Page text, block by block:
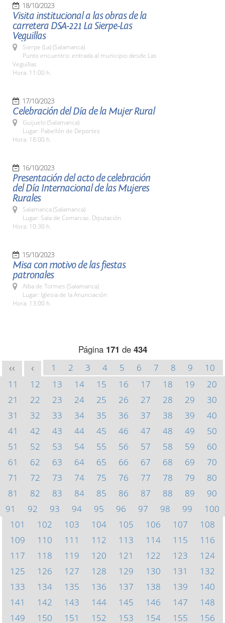
18/10/2023
Visita institucional a las obras de la
carretera DSA-221 La Sierpe-Las
Veguillas
Sierpe (La) (Salamanca)
Punto encuentro: entrada al municipio desde Las
Veguillas
Hora: 11:00 h.
17/10/2023
Celebración del Día de la Mujer Rural
Guijuelo (Salamanca)
Lugar: Pabellón de Deportes
Hora: 18:00 h.
16/10/2023
Presentación del acto de celebración
del Día Internacional de las Mujeres
Rurales
Salamanca (Salamanca)
Lugar: Sala de Comarcas. Diputación
Hora: 10:30 h.
15/10/2023
Misa con motivo de las fiestas
patronales
Alba de Tormes (Salamanca)
Lugar: Iglesia de la Anunciación
Hora: 13:00 h.
Página 171 de 434
<< < 1 2 3 4 5 6 7 8 9
10
11
12 13 14 15 16 17 18 19
20
21
22 23 24 25 26 27 28 29
30
31
32 33 34 35 36 37 38 39
40
41
42 43 44 45 46 47 48 49
50
51
52 53 54 55 56 57 58 59
60
61
62 63 64 65 66 67 68 69
70
71
72 73 74 75 76 77 78 79
80
81
82 83 84 85 86 87 88 89
90
91
92 93 94 95 96 97 98 99
100
101
102 103 104 105 106 107
108
109
110 111 112 113 114 115
116
117
118 119 120 121 122 123
124
125
126 127 128 129 130 131
132
133
134 135 136 137 138 139
140
141
142 143 144 145 146 147
148
149
150 151 152 153 154 155
156